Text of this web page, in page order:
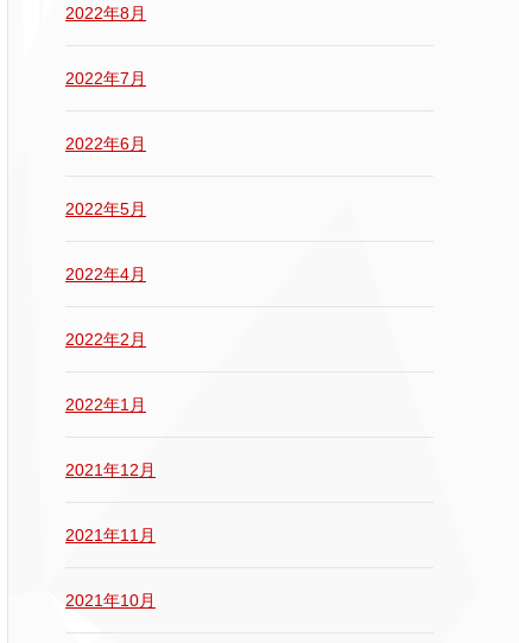
2022年8月
2022年7月
2022年6月
2022年5月
2022年4月
2022年2月
2022年1月
2021年12月
2021年11月
2021年10月